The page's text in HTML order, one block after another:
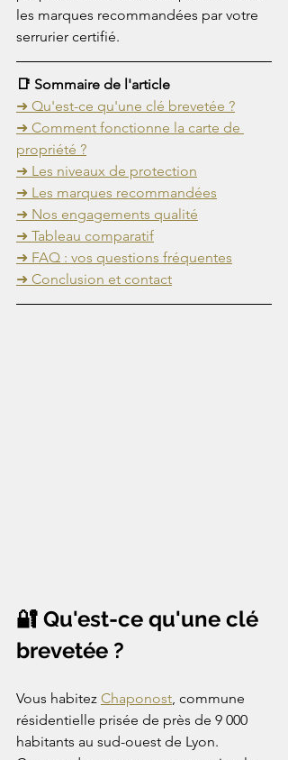
les marques recommandées par votre
serrurier certifié.
📑 Sommaire de l'article
➜ Qu'est-ce qu'une clé brevetée ?
➜ Comment fonctionne la carte de
propriété ?
➜ Les niveaux de protection
➜ Les marques recommandées
➜ Nos engagements qualité
➜ Tableau comparatif
➜ FAQ : vos questions fréquentes
➜ Conclusion et contact
🔐 Qu'est-ce qu'une clé
brevetée ?
Vous habitez Chaponost , commune
résidentielle prisée de près de 9 000
habitants au sud-ouest de Lyon.